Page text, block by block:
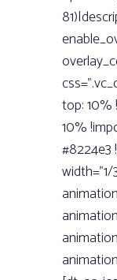
top:
10%
#8224e3